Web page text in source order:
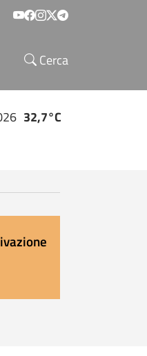
Social menu
Cerca
32,7°C